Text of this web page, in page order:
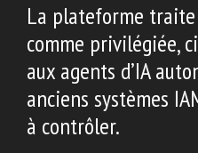
La plateforme
comme privilégiée,
aux agents d’IA
anciens systèmes
à contrôler.